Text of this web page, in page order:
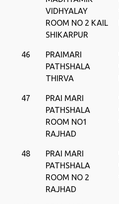
VIDHYALAY
ROOM NO 2 KAIL
SHIKARPUR
46
PRAIMARI
PATHSHALA
THIRVA
47
PRAI MARI
PATHSHALA
ROOM NO1
RAJHAD
48
PRAI MARI
PATHSHALA
ROOM NO 2
RAJHAD